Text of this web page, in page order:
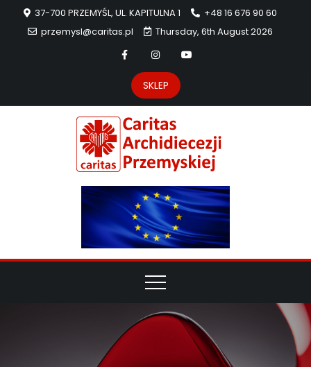
37-700 PRZEMYŚL, UL. KAPITULNA 1
+48 16 676 90 60
przemysl@caritas.pl
Thursday, 6th August 2026
SKLEP